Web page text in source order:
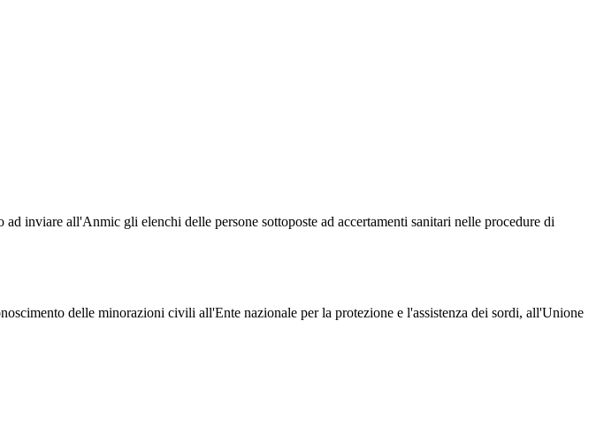
inviare all'Anmic gli elenchi delle persone sottoposte ad accertamenti sanitari nelle procedure di
delle minorazioni civili all'Ente nazionale per la protezione e l'assistenza dei sordi, all'Unione